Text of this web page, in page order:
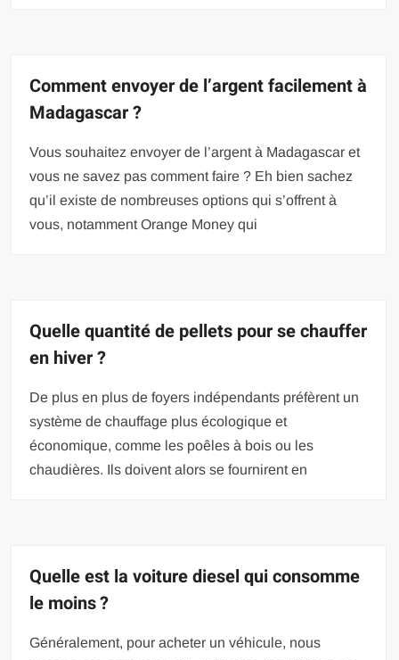
Comment envoyer de l’argent facilement à
Madagascar ?
Vous souhaitez envoyer de l’argent à Madagascar et
vous ne savez pas comment faire ? Eh bien sachez
qu’il existe de nombreuses options qui s’offrent à
vous, notamment Orange Money qui
Quelle quantité de pellets pour se chauffer
en hiver ?
De plus en plus de foyers indépendants préfèrent un
système de chauffage plus écologique et
économique, comme les poêles à bois ou les
chaudières. Ils doivent alors se fournirent en
Quelle est la voiture diesel qui consomme
le moins ?
Généralement, pour acheter un véhicule, nous